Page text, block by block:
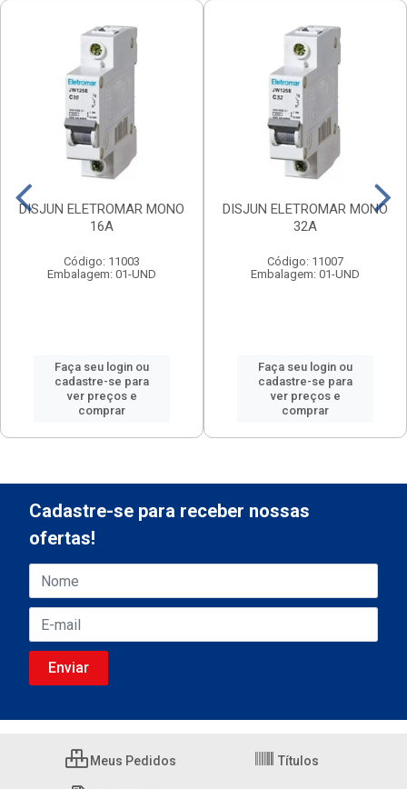
DISJUN ELETROMAR MONO
16A
Código: 11003
Embalagem: 01-UND
Faça seu login ou
cadastre-se para
ver preços e
comprar
DISJUN ELETROMAR MONO
32A
Código: 11007
Embalagem: 01-UND
Faça seu login ou
cadastre-se para
ver preços e
comprar
Cadastre-se para receber nossas
ofertas!
Meus Pedidos Títulos